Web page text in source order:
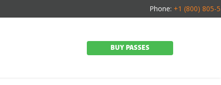
Phone: +1 (800) 805-
BUY PASSES